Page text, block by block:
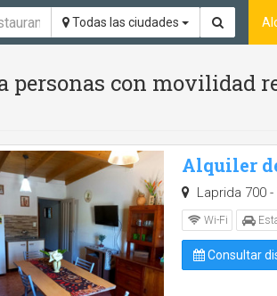
Todas las ciudades
personas con movilidad
Alquiler
Laprida 700 -
Wi-Fi
Consultar